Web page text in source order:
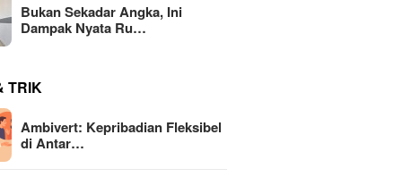
Bukan Sekadar Angka, Ini
Dampak Nyata Ru…
TRIK
Ambivert: Kepribadian Fleksibel
di Antar…